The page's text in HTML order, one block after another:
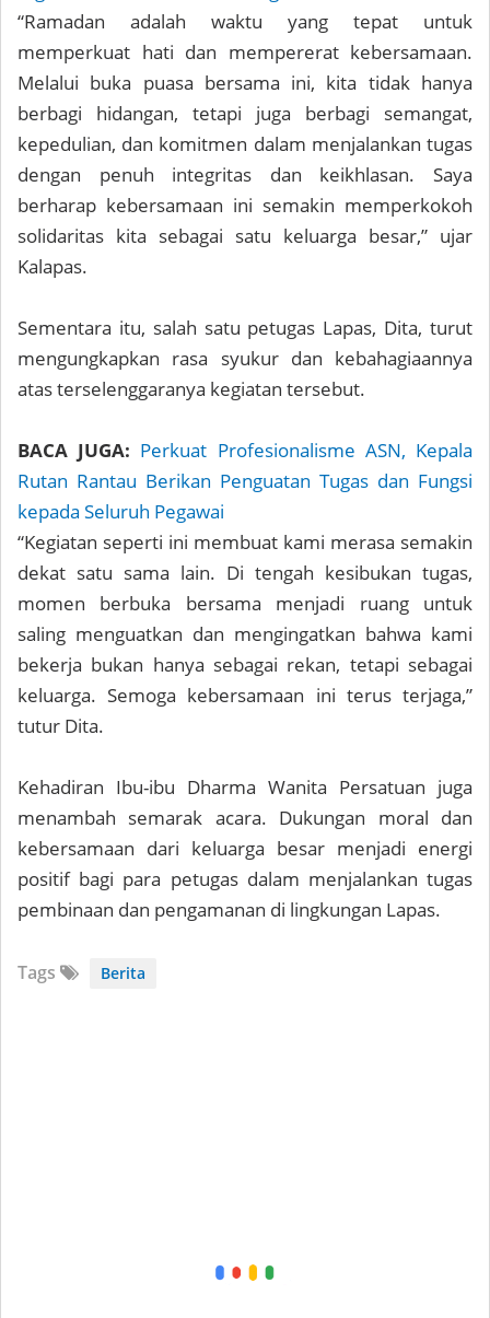
“Ramadan adalah waktu yang tepat untuk
memperkuat hati dan mempererat kebersamaan.
Melalui buka puasa bersama ini, kita tidak hanya
berbagi hidangan, tetapi juga berbagi semangat,
kepedulian, dan komitmen dalam menjalankan tugas
dengan penuh integritas dan keikhlasan. Saya
berharap kebersamaan ini semakin memperkokoh
solidaritas kita sebagai satu keluarga besar,” ujar
Kalapas.
Sementara itu, salah satu petugas Lapas, Dita, turut
mengungkapkan rasa syukur dan kebahagiaannya
atas terselenggaranya kegiatan tersebut.
BACA JUGA: Perkuat Profesionalisme ASN, Kepala
Rutan Rantau Berikan Penguatan Tugas dan Fungsi
kepada Seluruh Pegawai
“Kegiatan seperti ini membuat kami merasa semakin
dekat satu sama lain. Di tengah kesibukan tugas,
momen berbuka bersama menjadi ruang untuk
saling menguatkan dan mengingatkan bahwa kami
bekerja bukan hanya sebagai rekan, tetapi sebagai
keluarga. Semoga kebersamaan ini terus terjaga,”
tutur Dita.
Kehadiran Ibu-ibu Dharma Wanita Persatuan juga
menambah semarak acara. Dukungan moral dan
kebersamaan dari keluarga besar menjadi energi
positif bagi para petugas dalam menjalankan tugas
pembinaan dan pengamanan di lingkungan Lapas.
Tags Berita